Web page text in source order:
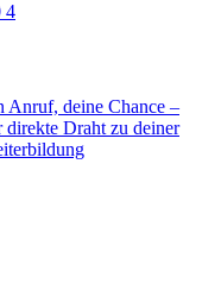
4
Anruf, deine Chance –
direkte Draht zu deiner